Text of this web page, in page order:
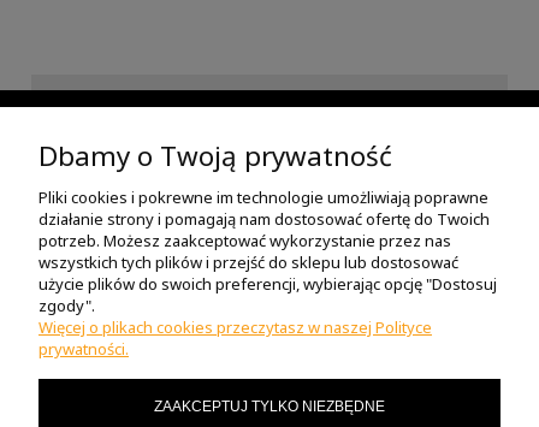
POMOC
O NAS
Dbamy o Twoją prywatność
Pliki cookies i pokrewne im technologie umożliwiają poprawne
działanie strony i pomagają nam dostosować ofertę do Twoich
potrzeb. Możesz zaakceptować wykorzystanie przez nas
wszystkich tych plików i przejść do sklepu lub dostosować
użycie plików do swoich preferencji, wybierając opcję "Dostosuj
zgody".
Więcej o plikach cookies przeczytasz w naszej Polityce
prywatności.
ZAAKCEPTUJ TYLKO NIEZBĘDNE